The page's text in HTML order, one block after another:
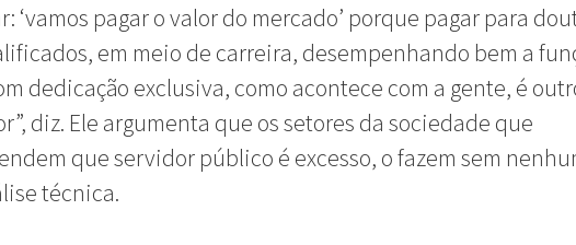
‘vamos pagar o valor do mercado’ porque pagar para
em meio de carreira, desempenhando bem a
dedicação exclusiva, como acontece com a gente, é
diz. Ele argumenta que os setores da sociedade que
que servidor público é excesso, o fazem sem
técnica.